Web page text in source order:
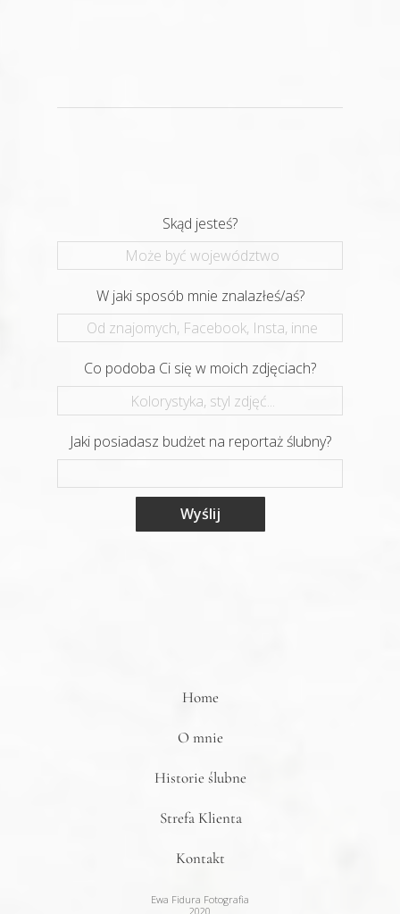
Home
O mnie
Historie ślubne
Strefa Klienta
Kontakt
Ewa Fidura Fotografia
2020
Skąd jesteś?
W jaki sposób mnie znalazłeś/aś?
Co podoba Ci się w moich zdjęciach?
Jaki posiadasz budżet na reportaż ślubny?
Wyślij